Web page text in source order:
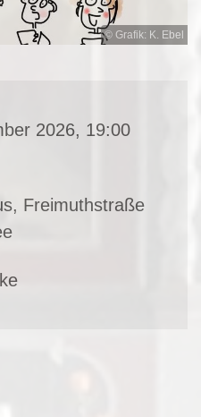
© Grafik: K. Ebel
2026, 19:00
Freimuthstraße